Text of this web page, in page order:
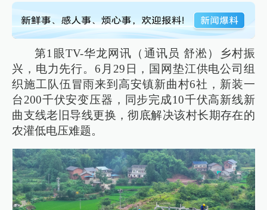
第1眼TV-华龙网讯（通讯员 舒淞）乡村振
兴，电力先行。6月29日，国网垫江供电公司组
织施工队伍冒雨来到高安镇新曲村6社，新装一
台200千伏安变压器，同步完成10千伏高新线新
曲支线老旧导线更换，彻底解决该村长期存在的
农灌低电压难题。